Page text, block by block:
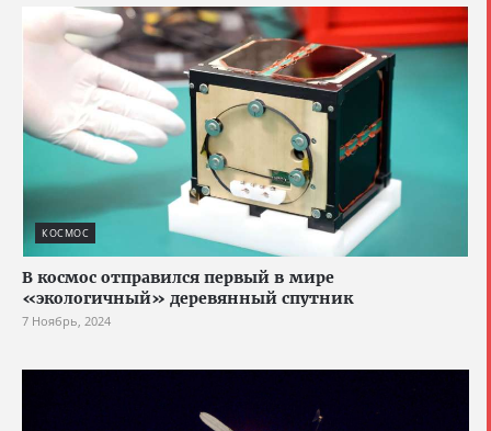
КОСМОС
В космос отправился первый в мире
«экологичный» деревянный спутник
7 Ноябрь, 2024